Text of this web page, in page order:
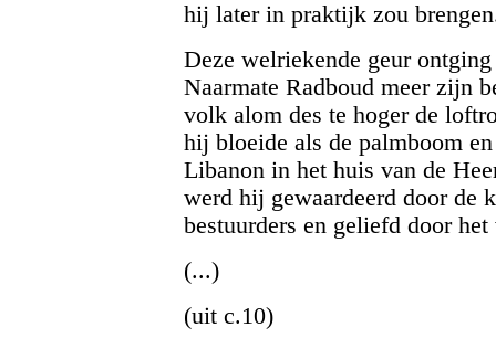
hij later in praktijk zou
Deze welriekende geur
Naarmate Radboud meer zijn
volk alom des te hoger de
hij bloeide als de palmboom
Libanon in het huis van de
werd hij gewaardeerd door de
bestuurders en geliefd door
(...)
(uit c.10)